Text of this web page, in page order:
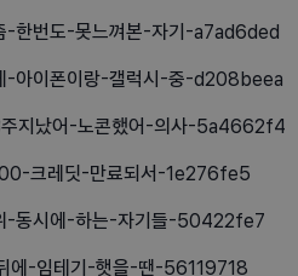
-한번도-못느껴본-자기-a7ad6ded
-아이폰이랑-갤럭시-중-d208beea
주지났어-노콘했어-의사-5a4662f4
크레딧-만료되서-1e276fe5
-동시에-하는-자기들-50422fe7
에-임테기-햇을-땐-56119718